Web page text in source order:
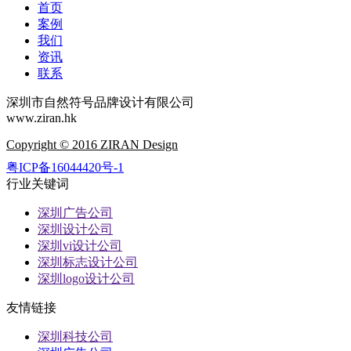
首页
案例
我们
资讯
联系
深圳市自然符号品牌设计有限公司
www.ziran.hk
Copyright © 2016 ZIRAN Design
粤ICP备16044420号-1
行业关键词
深圳广告公司
深圳设计公司
深圳vi设计公司
深圳标志设计公司
深圳logo设计公司
友情链接
深圳科技公司